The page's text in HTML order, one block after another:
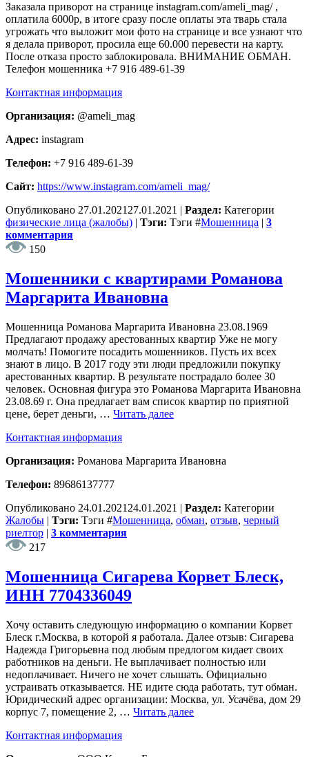
Заказала приворот на странице instagram.com/ameli_mag/ ,
оплатила 6000р, в итоге сразу после оплаты эта тварь стала
угрожать что выложит мои фото на странице и все узнают что
я делала приворот, просила еще 60.000 перевести на карту.
После отказа просто заблокировала. ВНИМАНИЕ ОБМАН.
Телефон мошенника +7 916 489-61-39
Контактная информация
Организация: @ameli_mag
Адрес: instagram
Телефон: +7 916 489-61-39
Сайт: https://www.instagram.com/ameli_mag/
Опубликовано 27.01.2021 27.01.2021 | Раздел: Категории
физические лица (жалобы) | Тэги: Тэги #Мошенница | 3
комментария
150
Мошенники с квартирами Романова
Маргарита Ивановна
Мошенница Романова Маргарита Ивановна 23.08.1969
Предлагают продажу арестованных квартир Уже не могу
молчать! Помогите посадить мошенников. Пусть их всех
знают в лицо. В 2017 году эти люди предложили покупку
арестованных квартир. В результате пострадало более 30
человек. Основная фигура это Романова Маргарита Ивановна
23.08.69 г. Она предлагает вам список квартир по приятной
цене, берет деньги, … Читать далее
Контактная информация
Организация: Романова Маргарита Ивановна
Телефон: 89686137777
Опубликовано 24.01.2021 24.01.2021 | Раздел: Категории
Жалобы | Тэги: Тэги #Мошенница, обман, отзыв, черный
риелтор | 3 комментария
217
Мошенница Сигарева Корвет Блеск,
ИНН 7704336049
Хочу оставить следующую информацию о компании Корвет
Блеск г.Москва, в которой я работала. Далее отзыв: Сигарева
Надежда Григорьевна под любым предлогом кидает своих
работников на деньги. Не выплачивает полностью или
недоплачивает. Ничего не хочет слышать. Официально
устраивать отказывается. НЕ идите сюда работать, тут обман.
Юридический адрес организации: Москва, ул. Усачёва, дом 29
корпус 7, помещение 2, … Читать далее
Контактная информация